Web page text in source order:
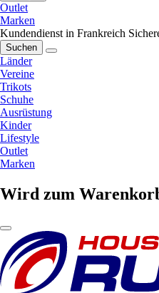
Outlet
Marken
Kundendienst in Frankreich
Suchen
Länder
Vereine
Trikots
Schuhe
Ausrüstung
Kinder
Lifestyle
Outlet
Marken
Wird zum